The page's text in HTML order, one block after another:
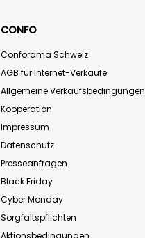
CONFO
Conforama Schweiz
AGB für Internet-Verkäufe
Allgemeine Verkaufsbedingungen
Kooperation
Impressum
Datenschutz
Presseanfragen
Black Friday
Cyber Monday
Sorgfaltspflichten